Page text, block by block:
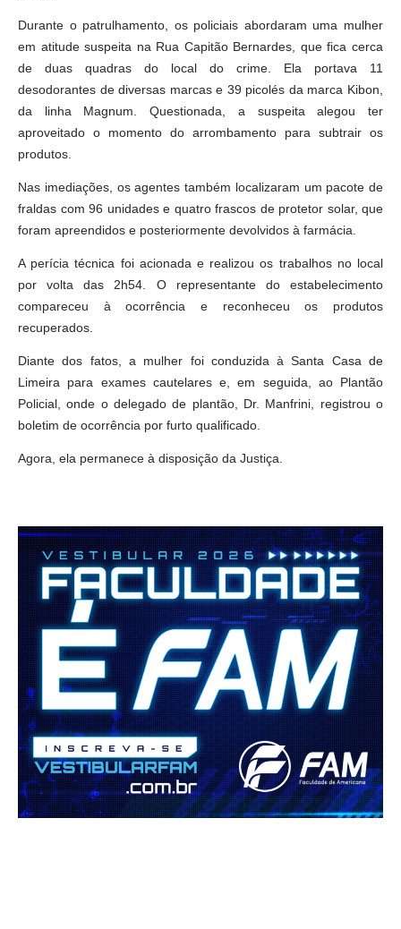
Durante o patrulhamento, os policiais abordaram uma mulher
em atitude suspeita na Rua Capitão Bernardes, que fica cerca
de duas quadras do local do crime. Ela portava 11
desodorantes de diversas marcas e 39 picolés da marca Kibon,
da linha Magnum. Questionada, a suspeita alegou ter
aproveitado o momento do arrombamento para subtrair os
produtos.
Nas imediações, os agentes também localizaram um pacote de
fraldas com 96 unidades e quatro frascos de protetor solar, que
foram apreendidos e posteriormente devolvidos à farmácia.
A perícia técnica foi acionada e realizou os trabalhos no local
por volta das 2h54. O representante do estabelecimento
compareceu à ocorrência e reconheceu os produtos
recuperados.
Diante dos fatos, a mulher foi conduzida à Santa Casa de
Limeira para exames cautelares e, em seguida, ao Plantão
Policial, onde o delegado de plantão, Dr. Manfrini, registrou o
boletim de ocorrência por furto qualificado.
Agora, ela permanece à disposição da Justiça.